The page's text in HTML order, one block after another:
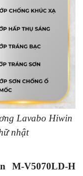
Lavabo Hiwin
nhật
M-V5070LD-H